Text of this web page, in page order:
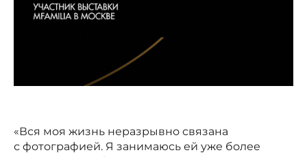
«Вся моя жизнь неразрывно связана
с фотографией. Я занимаюсь ей уже более